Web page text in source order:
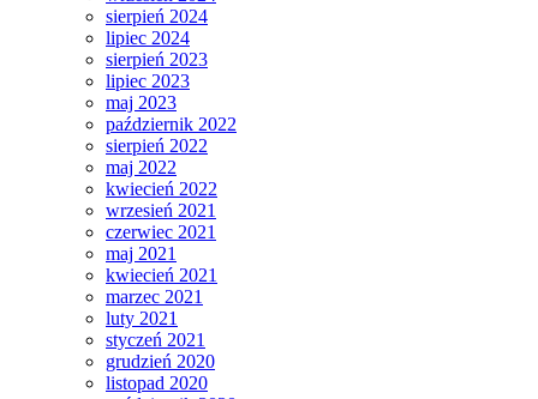
sierpień 2024
lipiec 2024
sierpień 2023
lipiec 2023
maj 2023
październik 2022
sierpień 2022
maj 2022
kwiecień 2022
wrzesień 2021
czerwiec 2021
maj 2021
kwiecień 2021
marzec 2021
luty 2021
styczeń 2021
grudzień 2020
listopad 2020